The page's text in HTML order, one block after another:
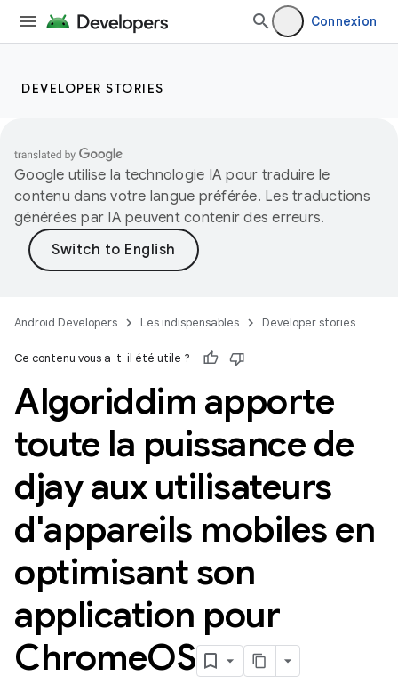
Connexion
DEVELOPER STORIES
Google utilise la technologie IA pour traduire le
contenu dans votre langue préférée. Les traductions
générées par IA peuvent contenir des erreurs.
Android Developers Les indispensables Developer stories
Ce contenu vous a-t-il été utile ?
Algoriddim apporte
toute la puissance de
djay aux utilisateurs
d'appareils mobiles en
optimisant son
application pour
ChromeOS